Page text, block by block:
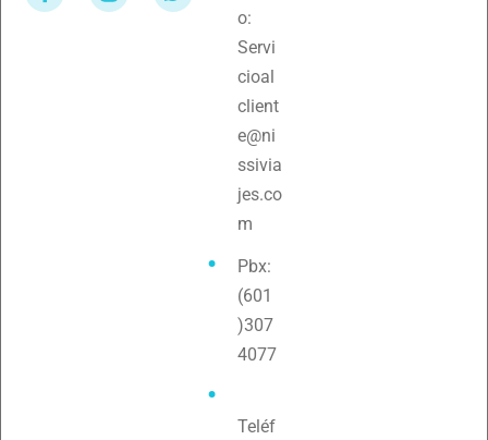
o:
Servi
cioal
client
e@ni
ssivia
jes.co
m
Pbx:
(601
)307
4077
Teléf